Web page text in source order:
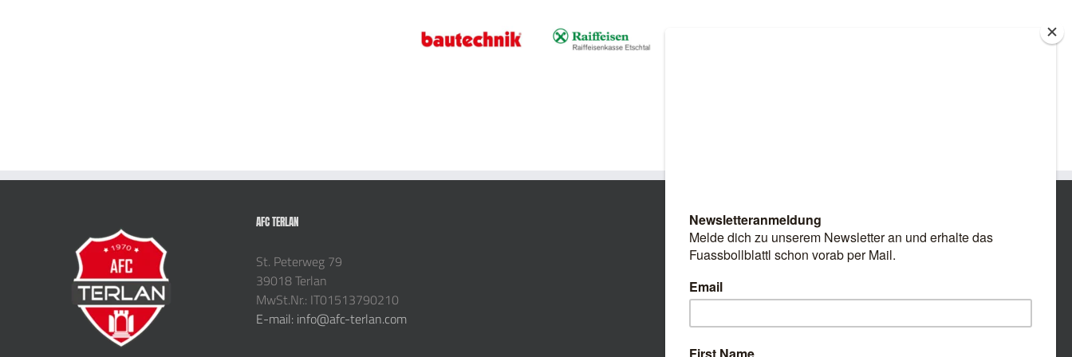
AFC TERLAN
St. Peterweg 79
39018 Terlan
MwSt.Nr.: IT01513790210
E-mail: info@afc-terlan.com